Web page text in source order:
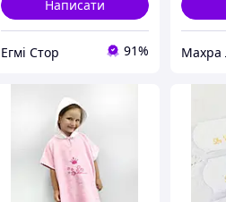
Написати
Егмі Стор 91% Махра